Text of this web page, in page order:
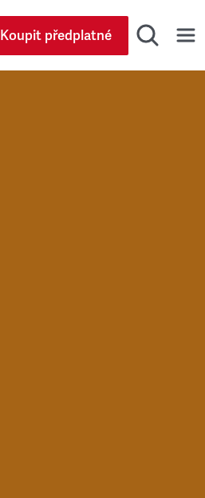
Koupit předplatné